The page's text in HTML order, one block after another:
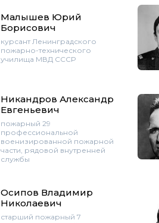
Малышев Юрий
Борисович
курсант Ленинградского
пожарно-технического
училища МВД СССР
Никандров Александр
Евгеньевич
пожарный 29
профессиональной
военизированной пожарной
части, рядовой внутренней
службы
Осипов Владимир
Николаевич
старший пожарный 7